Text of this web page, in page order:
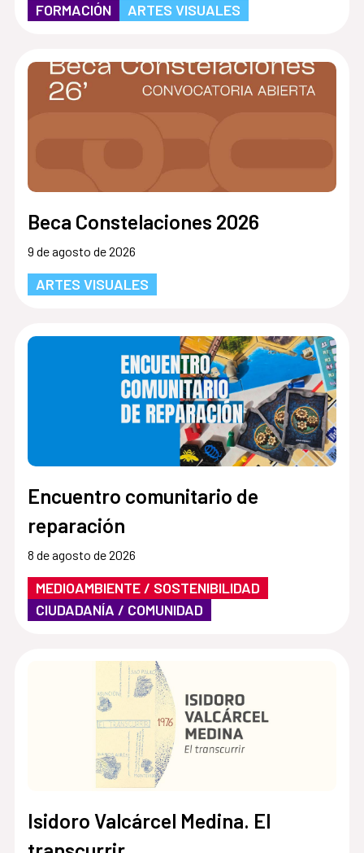
FORMACIÓN ARTES VISUALES
Beca Constelaciones 2026
9 de agosto de 2026
ARTES VISUALES
Encuentro comunitario de
reparación
8 de agosto de 2026
MEDIOAMBIENTE / SOSTENIBILIDAD
CIUDADANÍA / COMUNIDAD
Isidoro Valcárcel Medina. El